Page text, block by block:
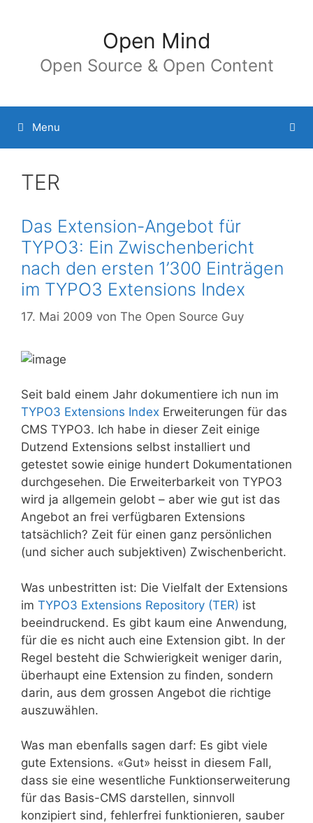
Open Mind
Open Source & Open Content
Menu
TER
Das Extension-Angebot für
TYPO3: Ein Zwischenbericht
nach den ersten 1’300 Einträgen
im TYPO3 Extensions Index
17. Mai 2009 von The Open Source Guy
Seit bald einem Jahr dokumentiere ich nun im
TYPO3 Extensions Index Erweiterungen für das
CMS TYPO3. Ich habe in dieser Zeit einige
Dutzend Extensions selbst installiert und
getestet sowie einige hundert Dokumentationen
durchgesehen. Die Erweiterbarkeit von TYPO3
wird ja allgemein gelobt – aber wie gut ist das
Angebot an frei verfügbaren Extensions
tatsächlich? Zeit für einen ganz persönlichen
(und sicher auch subjektiven) Zwischenbericht.
Was unbestritten ist: Die Vielfalt der Extensions
im TYPO3 Extensions Repository (TER) ist
beeindruckend. Es gibt kaum eine Anwendung,
für die es nicht auch eine Extension gibt. In der
Regel besteht die Schwierigkeit weniger darin,
überhaupt eine Extension zu finden, sondern
darin, aus dem grossen Angebot die richtige
auszuwählen.
Was man ebenfalls sagen darf: Es gibt viele
gute Extensions. «Gut» heisst in diesem Fall,
dass sie eine wesentliche Funktionserweiterung
für das Basis-CMS darstellen, sinnvoll
konzipiert sind, fehlerfrei funktionieren, sauber